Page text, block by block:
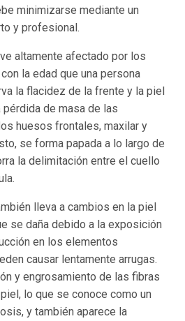
minimizarse mediante un
y profesional.
altamente afectado por los
la edad que una persona
la flacidez de la frente y la piel
de masa de las
huesos frontales, maxilar y
se forma papada a lo largo de
la delimitación entre el cuello
lleva a cambios en la piel
se daña debido a la exposición
en los elementos
causar lentamente arrugas.
y engrosamiento de las fibras
lo que se conoce como un
y también aparece la